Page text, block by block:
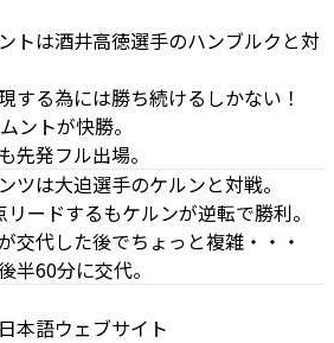
トは酒井高徳選手のハンブルクと対
する為には勝ち続けるしかない！
ントが快勝。
先発フル出場。
ツは大迫選手のケルンと対戦。
ードするもケルンが逆転で勝利。
交代した後でちょっと複雑・・・
半60分に交代。
本語ウェブサイト